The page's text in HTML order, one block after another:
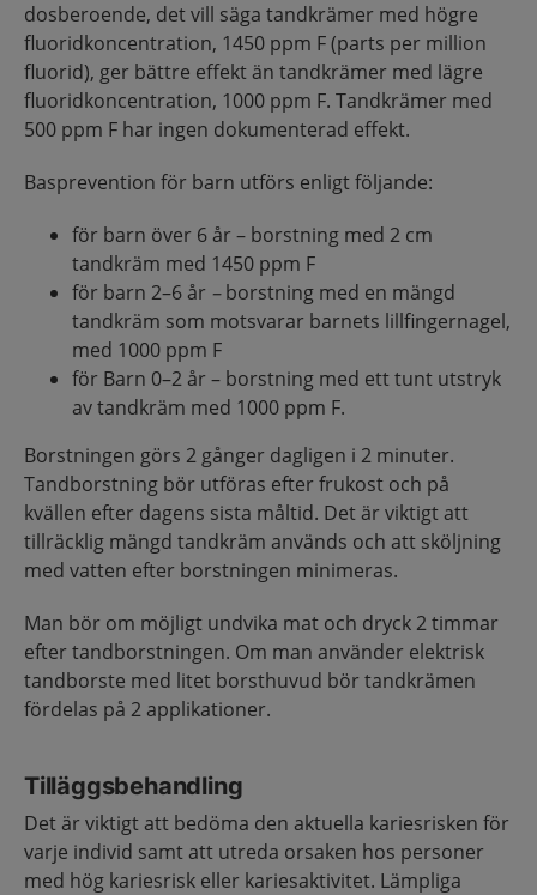
dosberoende, det vill säga tandkrämer med högre
fluoridkoncentration, 1450 ppm F (parts per million
fluorid), ger bättre effekt än tandkrämer med lägre
fluoridkoncentration, 1000 ppm F. Tandkrämer med
500 ppm F har ingen dokumenterad effekt.
Basprevention för barn utförs enligt följande:
för barn över 6 år – borstning med 2 cm
tandkräm med 1450 ppm F
för barn 2–6 år –borstning med en mängd
tandkräm som motsvarar barnets lillfingernagel,
med 1000 ppm F
för Barn 0–2 år – borstning med ett tunt utstryk
av tandkräm med 1000 ppm F.
Borstningen görs 2 gånger dagligen i 2 minuter.
Tandborstning bör utföras efter frukost och på
kvällen efter dagens sista måltid. Det är viktigt att
tillräcklig mängd tandkräm används och att sköljning
med vatten efter borstningen minimeras.
Man bör om möjligt undvika mat och dryck 2 timmar
efter tandborstningen. Om man använder elektrisk
tandborste med litet borsthuvud bör tandkrämen
fördelas på 2 applikationer.
Tilläggsbehandling
Det är viktigt att bedöma den aktuella kariesrisken för
varje individ samt att utreda orsaken hos personer
med hög kariesrisk eller kariesaktivitet. Lämpliga